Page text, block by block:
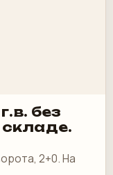
без
складе.
2+0. На